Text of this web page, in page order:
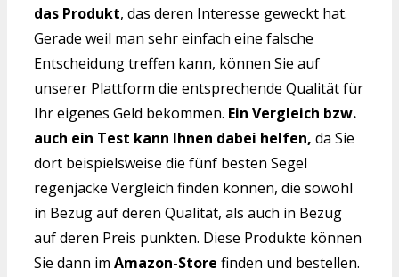
das Produkt, das deren Interesse geweckt hat.
Gerade weil man sehr einfach eine falsche
Entscheidung treffen kann, können Sie auf
unserer Plattform die entsprechende Qualität für
Ihr eigenes Geld bekommen. Ein Vergleich bzw.
auch ein Test kann Ihnen dabei helfen, da Sie
dort beispielsweise die fünf besten Segel
regenjacke Vergleich finden können, die sowohl
in Bezug auf deren Qualität, als auch in Bezug
auf deren Preis punkten. Diese Produkte können
Sie dann im Amazon-Store finden und bestellen.